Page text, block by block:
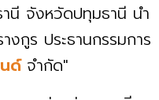
านี จังหวัดปทุมธานี นำ
กูร ประธานกรรมการ
ด์ จำกัด"